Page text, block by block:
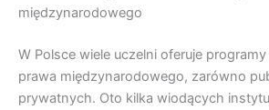
międzynarodowego
W Polsce wiele uczelni oferuje
prawa międzynarodowego, zarówno
prywatnych. Oto kilka wiodących